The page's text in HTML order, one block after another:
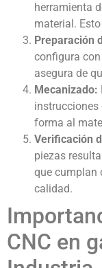
herramienta
material.
Preparación
configura
asegura de
Mecanizado:
instrucciones
forma al
Verificación
piezas
que cumplan
calidad.
CNC en